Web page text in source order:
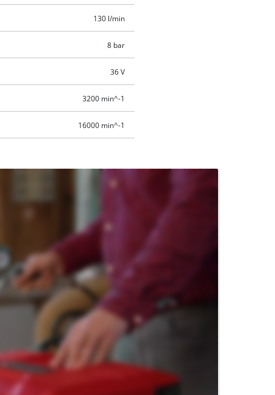
130 l/min
8 bar
36 V
3200 min^-1
16000 min^-1